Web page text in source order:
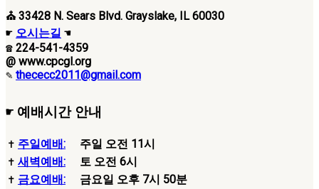
⛪ 33428 N. Sears Blvd. Grayslake, IL 60030
☛ 오시는길 ☚
☎ 224-541-4359
@ www.cpcgl.org
✎ thececc2011@gmail.com
☛ 예배시간 안내
✝ 주일예배:
주일 오전 11시
✝ 새벽예배:
토 오전 6시
✝ 금요예배:
금요일 오후 7시 50분